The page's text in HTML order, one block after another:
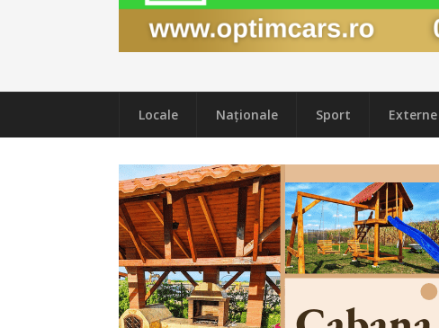
Locale Naţionale Sport Externe